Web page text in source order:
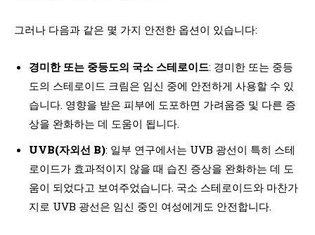
그러나 다음과 같은 몇 가지 안전한 옵션이 있습니다:
경미한 또는 중등도의 국소 스테로이드: 경미한 또는 중등
도의 스테로이드 크림은 임신 중에 안전하게 사용할 수 있
습니다. 영향을 받은 피부에 도포하면 가려움증 및 다른 증
상을 완화하는 데 도움이 됩니다.
UVB(자외선 B): 일부 연구에서는 UVB 광선이 특히 스테
로이드가 효과적이지 않을 때 습진 증상을 완화하는 데 도
움이 되었다고 보여주었습니다. 국소 스테로이드와 마찬가
지로 UVB 광선은 임신 중인 여성에게도 안전합니다.